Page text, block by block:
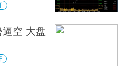
空 大盘